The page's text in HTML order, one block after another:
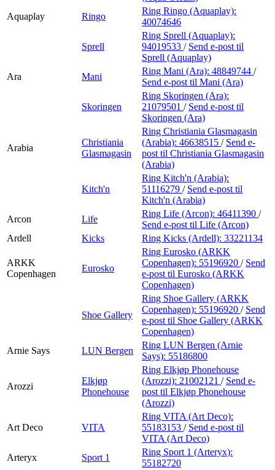
Aquaplay
Ringo
Ring Ringo (Aquaplay):
40074646
Sprell
Ring Sprell (Aquaplay):
94019533 / Send e-post til
Sprell (Aquaplay)
Ara
Mani
Ring Mani (Ara): 48849744 /
Send e-post til Mani (Ara)
Skoringen
Ring Skoringen (Ara):
21079501 / Send e-post til
Skoringen (Ara)
Arabia
Christiania
Glasmagasin
Ring Christiania Glasmagasin
(Arabia): 46638515 / Send e-
post til Christiania Glasmagasin
(Arabia)
Kitch'n
Ring Kitch'n (Arabia):
51116279 / Send e-post til
Kitch'n (Arabia)
Arcon
Life
Ring Life (Arcon): 46411390 /
Send e-post til Life (Arcon)
Ardell
Kicks Ring Kicks (Ardell): 33221134
ARKK
Copenhagen
Eurosko
Ring Eurosko (ARKK
Copenhagen): 55196920 / Send
e-post til Eurosko (ARKK
Copenhagen)
Shoe Gallery
Ring Shoe Gallery (ARKK
Copenhagen): 55196920 / Send
e-post til Shoe Gallery (ARKK
Copenhagen)
Arnie Says
LUN Bergen
Ring LUN Bergen (Arnie
Says): 55186800
Arozzi
Elkjøp
Phonehouse
Ring Elkjøp Phonehouse
(Arozzi): 21002121 / Send e-
post til Elkjøp Phonehouse
(Arozzi)
Art Deco VITA
Ring VITA (Art Deco):
55183153 / Send e-post til
VITA (Art Deco)
Arteryx
Sport 1
Ring Sport 1 (Arteryx):
55182720